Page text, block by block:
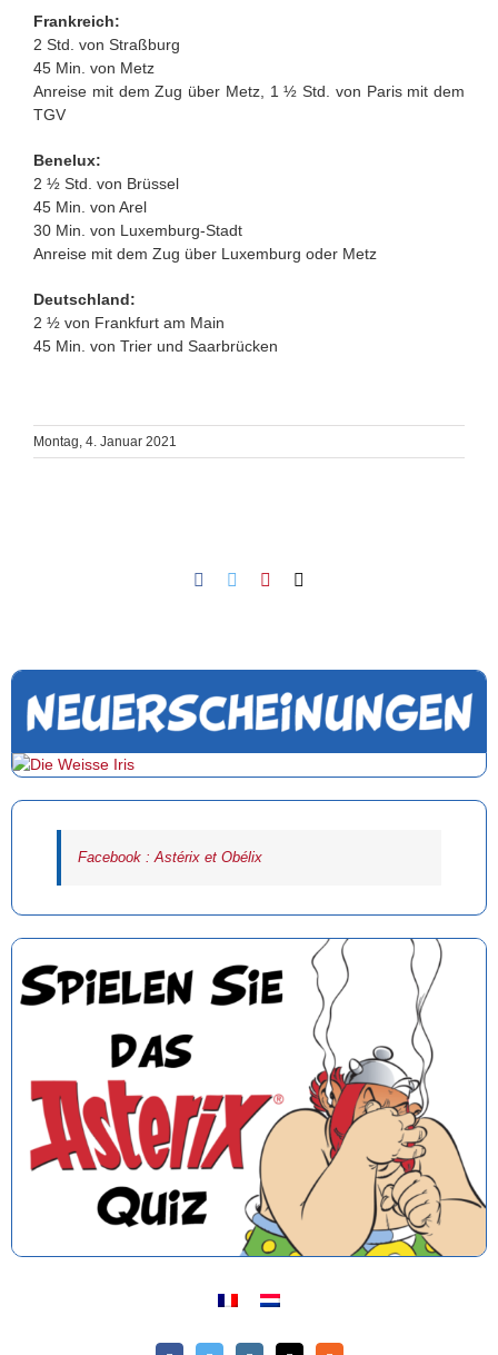
Frankreich:
2 Std. von Straßburg
45 Min. von Metz
Anreise mit dem Zug über Metz, 1 ½ Std. von Paris mit dem
TGV
Benelux:
2 ½ Std. von Brüssel
45 Min. von Arel
30 Min. von Luxemburg-Stadt
Anreise mit dem Zug über Luxemburg oder Metz
Deutschland:
2 ½ von Frankfurt am Main
45 Min. von Trier und Saarbrücken
Montag, 4. Januar 2021
Facebook
TwitterPinterest
Facebook : Astérix et Obélix